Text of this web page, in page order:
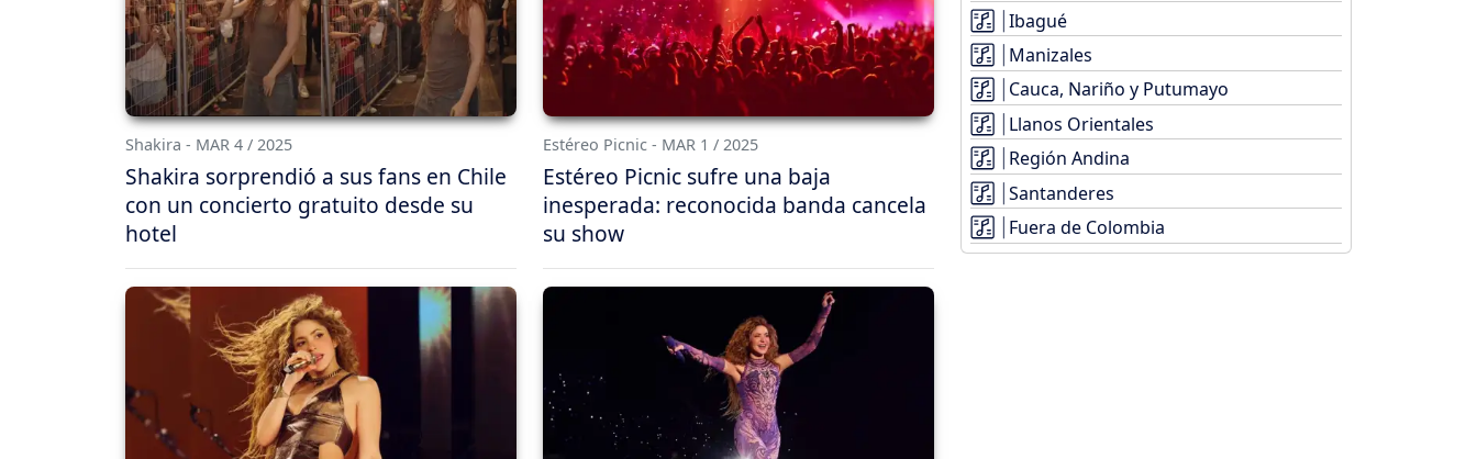
Shakira - MAR 4 / 2025
Shakira sorprendió a sus fans en Chile
con un concierto gratuito desde su
hotel
Estéreo Picnic - MAR 1 / 2025
Estéreo Picnic sufre una baja
inesperada: reconocida banda cancela
su show
Ibagué
Manizales
Cauca, Nariño y Putumayo
Llanos Orientales
Región Andina
Santanderes
Fuera de Colombia